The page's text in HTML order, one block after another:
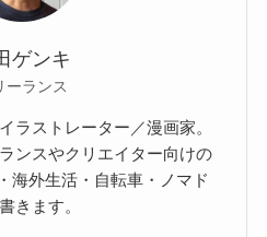
ゲンキ
ーランス
ラストレーター／漫画家。
ンスやクリエイター向けの
海外生活・自転車・ノマド
きます。